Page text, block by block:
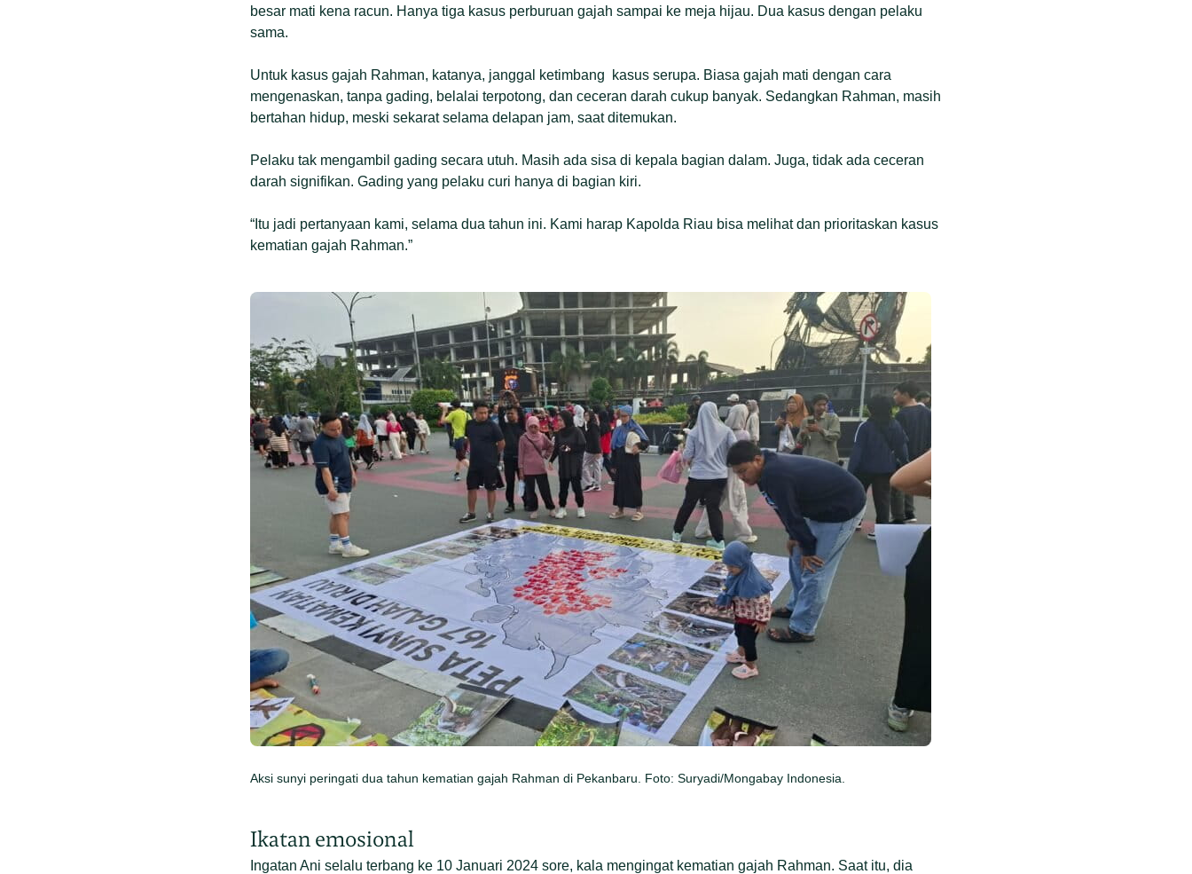
besar mati kena racun. Hanya tiga kasus perburuan gajah sampai ke meja hijau. Dua kasus dengan pelaku
sama.
Untuk kasus gajah Rahman, katanya, janggal ketimbang kasus serupa. Biasa gajah mati dengan cara
mengenaskan, tanpa gading, belalai terpotong, dan ceceran darah cukup banyak. Sedangkan Rahman, masih
bertahan hidup, meski sekarat selama delapan jam, saat ditemukan.
Pelaku tak mengambil gading secara utuh. Masih ada sisa di kepala bagian dalam. Juga, tidak ada ceceran
darah signifikan. Gading yang pelaku curi hanya di bagian kiri.
“Itu jadi pertanyaan kami, selama dua tahun ini. Kami harap Kapolda Riau bisa melihat dan prioritaskan kasus
kematian gajah Rahman.”
Aksi sunyi peringati dua tahun kematian gajah Rahman di Pekanbaru. Foto: Suryadi/Mongabay Indonesia.
Ikatan emosional
Ingatan Ani selalu terbang ke 10 Januari 2024 sore, kala mengingat kematian gajah Rahman. Saat itu, dia